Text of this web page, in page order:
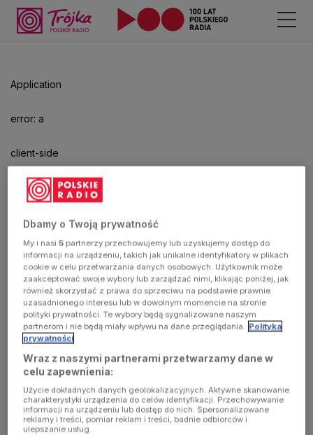
Application
error: a
client-side
exception
has
occurred
(see the
browser
console for
more
information)
Dbamy o Twoją prywatność
My i nasi5 partnerzy przechowujemy lub uzyskujemy dostęp do
informacji na urządzeniu, takich jak unikalne identyfikatory w plikach
cookie w celu przetwarzania danych osobowych. Użytkownik może
zaakceptować swoje wybory lub zarządzać nimi, klikając poniżej, jak
również skorzystać z prawa do sprzeciwu na podstawie prawnie
uzasadnionego interesu lub w dowolnym momencie na stronie
polityki prywatności. Te wybory będą sygnalizowane naszym
partnerom i nie będą miały wpływu na dane przeglądania. Polityka
prywatności
Wraz z naszymi partnerami przetwarzamy dane w
celu zapewnienia:
Użycie dokładnych danych geolokalizacyjnych. Aktywne skanowanie
charakterystyki urządzenia do celów identyfikacji. Przechowywanie
informacji na urządzeniu lub dostęp do nich. Spersonalizowane
reklamy i treści, pomiar reklam i treści, badnie odbiorców i
ulepszanie usług.